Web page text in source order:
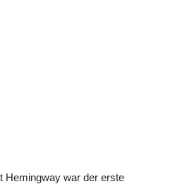
Hemingway war der erste